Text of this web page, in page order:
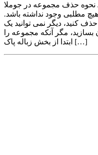
نحوه حذف مجموعه در جوملا Joomla : تنها در صورتی می توانید یک
مطلبی وجود نداشته باشد.
کنید، دیگر نمی توانید یک
مگر آنکه مجموعه را
ابتدا از بخش زباله پاک […]